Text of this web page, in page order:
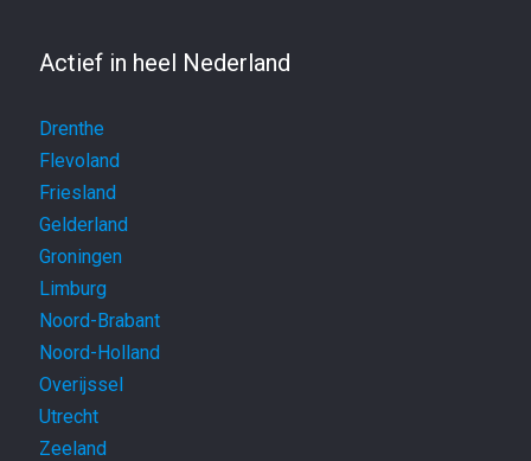
Actief in heel Nederland
Drenthe
Flevoland
Friesland
Gelderland
Groningen
Limburg
Noord-Brabant
Noord-Holland
Overijssel
Utrecht
Zeeland